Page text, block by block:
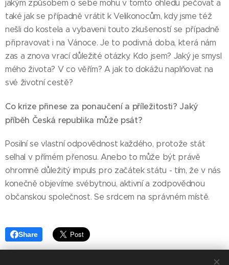
jakým způsobem o sebe mohu v tomto ohledu pečovat a
také jak se případně vrátit k Velikonocům, kdy jsme též
nešli do kostela a vybaveni touto zkušeností se případně
připravovat i na Vánoce. Je to podivná doba, která nám
zas a znova vrací důležité otázky. Kdo jsem? Jaký je smysl
mého života? V co věřím? A jak to dokážu naplňovat na
své životní cestě?
Co krize přinese za ponaučení a příležitosti? Jaký
příběh Česká republika může psát?
Posilní se vlastní odpovědnost každého, protože stát
selhal v přímém přenosu. Anebo to může být právě
ohromně důležitý impuls pro začátek státu - tím, že v nás
konečně objevíme svébytnou, aktivní a zodpovědnou
občanskou společnost. Se srdcem na správném místě.
Share